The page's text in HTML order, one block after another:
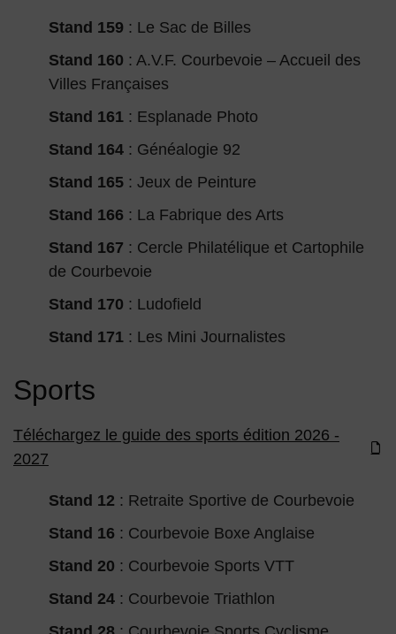
Stand 159 : Le Sac de Billes
Stand 160 : A.V.F. Courbevoie – Accueil des
Villes Françaises
Stand 161 : Esplanade Photo
Stand 164 : Généalogie 92
Stand 165 : Jeux de Peinture
Stand 166 : La Fabrique des Arts
Stand 167 : Cercle Philatélique et Cartophile
de Courbevoie
Stand 170 : Ludofield
Stand 171 : Les Mini Journalistes
Sports
Téléchargez le guide des sports édition 2026 -
2027
Stand 12 : Retraite Sportive de Courbevoie
Stand 16 : Courbevoie Boxe Anglaise
Stand 20 : Courbevoie Sports VTT
Stand 24 : Courbevoie Triathlon